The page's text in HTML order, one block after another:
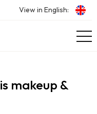
View in English:
makeup &